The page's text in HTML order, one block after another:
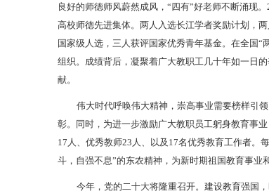
良好的师德师风蔚然成风，“四有”好老师不断涌现
高校师德先进集体。两人入选长江学者奖励计划，
国家级人选，三人获评国家优秀青年基金。在全国
组织。成绩背后，凝聚着广大教职工几十年如一日
献。
伟大时代呼唤伟大精神，崇高事业需要榜样引
彰。同时，为进一步激励广大教职员工躬身教育事
17人、优秀教师23人、以及17名优秀教育工作者。
斗，自强不息”的东农精神，为新时期祖国教育事业
今年，党的二十大将隆重召开。建设教育强国